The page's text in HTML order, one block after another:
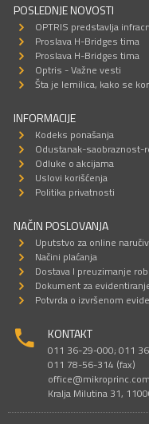
POSLEDNJE NOVOSTI
OPTRIS predstavlja
Proslava H-Bridges tima
Proslava H-Bridges tima
Optris - Važne vesti
Šta je lemilica, kako se
INFORMACIJE
Kodeks ponašanja
Odustanak-saobraznost-
Odluke o akcijama
Uslovi korišćenja
Politika privatnosti
NAČIN POSLOVANJA
Uputstvo za online
Načini plaćanja
Dostava I preuzimanje
Dokument za
Potvrda o izvršenom
KONTAKT
011 36-29-000; 011
011 78-56-314 (fax)
office@mikroprinc.com
Kralja Milutina 31,